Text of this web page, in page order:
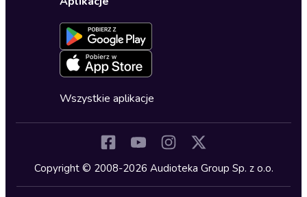
Dla młodzieży
Kryminały
Lektury szkolne
Formularz zgłaszania nielegalnych treści
Deklaracja dostępności
Oferta dla firm i bibliotek
Dołącz do newslettera
Blog
Zapowiedzi
Cykle audiobooków
Wszystkie aplikacje
Copyright © 2008-2026 Audioteka Group Sp. z o.o.